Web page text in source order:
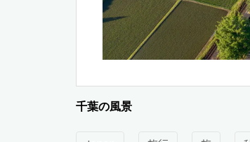
千葉の風景